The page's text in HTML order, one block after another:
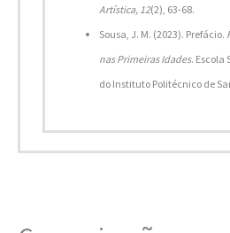
Artística, 12(2), 63-68.
Sousa, J. M. (2023). Prefácio.
nas Primeiras Idades. Escola
do Instituto Politécnico de